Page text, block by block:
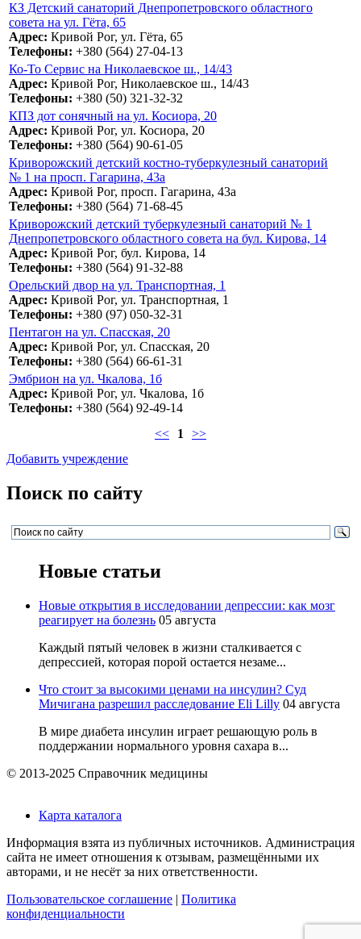
КЗ Детский санаторий Днепропетровского областного
совета на ул. Гёта, 65
Адрес: Кривой Рог, ул. Гёта, 65
Телефоны: +380 (564) 27-04-13
Ко-То Сервис на Николаевское ш., 14/43
Адрес: Кривой Рог, Николаевское ш., 14/43
Телефоны: +380 (50) 321-32-32
КПЗ дот сонячный на ул. Косиора, 20
Адрес: Кривой Рог, ул. Косиора, 20
Телефоны: +380 (564) 90-61-05
Криворожский детский костно-туберкулезный санаторий
№ 1 на просп. Гагарина, 43а
Адрес: Кривой Рог, просп. Гагарина, 43а
Телефоны: +380 (564) 71-68-45
Криворожский детский туберкулезный санаторий № 1
Днепропетровского областного совета на бул. Кирова, 14
Адрес: Кривой Рог, бул. Кирова, 14
Телефоны: +380 (564) 91-32-88
Орельский двор на ул. Транспортная, 1
Адрес: Кривой Рог, ул. Транспортная, 1
Телефоны: +380 (97) 050-32-31
Пентагон на ул. Спасская, 20
Адрес: Кривой Рог, ул. Спасская, 20
Телефоны: +380 (564) 66-61-31
Эмбрион на ул. Чкалова, 1б
Адрес: Кривой Рог, ул. Чкалова, 1б
Телефоны: +380 (564) 92-49-14
<<
1 >>
Добавить учреждение
Поиск по сайту
Новые статьи
Новые открытия в исследовании депрессии: как мозг
реагирует на болезнь 05 августа
Каждый пятый человек в жизни сталкивается с
депрессией, которая порой остается незаме...
Что стоит за высокими ценами на инсулин? Суд
Мичигана разрешил расследование Eli Lilly 04 августа
В мире диабета инсулин играет решающую роль в
поддержании нормального уровня сахара в...
© 2013-2025 Справочник медицины
Карта каталога
Информация взята из публичных источников. Администрация
сайта не имеет отношения к отзывам, размещёнными их
авторами, и не несёт за них ответственности.
Пользовательское соглашение | Политика
конфиденциальности